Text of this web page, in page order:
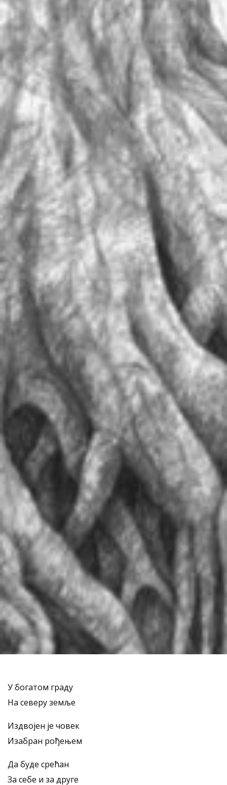
У богатом граду
На северу земље
Издвојен је човек
Изабран рођењем
Да буде срећан
За себе и за друге